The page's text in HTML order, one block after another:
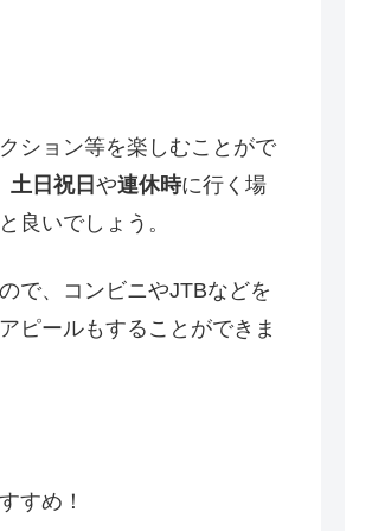
ション等を楽しむことがで
土日祝日 や連休時に行く場
良いでしょう。
で、コンビニやJTBなどを
ピールもすることができま
すめ！